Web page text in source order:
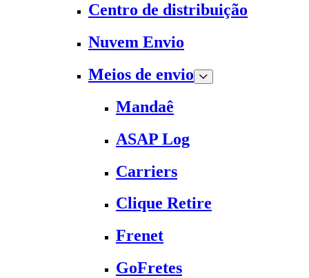
Centro de distribuição
Nuvem Envio
Meios de envio
Mandaê
ASAP Log
Carriers
Clique Retire
Frenet
GoFretes